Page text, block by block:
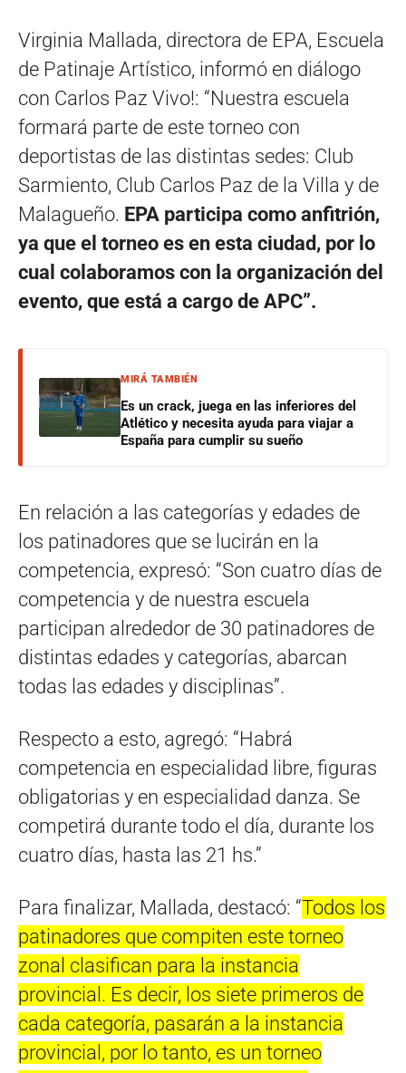
Virginia Mallada, directora de EPA, Escuela
de Patinaje Artístico, informó en diálogo
con Carlos Paz Vivo!: “Nuestra escuela
formará parte de este torneo con
deportistas de las distintas sedes: Club
Sarmiento, Club Carlos Paz de la Villa y de
Malagueño. EPA participa como anfitrión,
ya que el torneo es en esta ciudad, por lo
cual colaboramos con la organización del
evento, que está a cargo de APC”.
MIRÁ TAMBIÉN
Es un crack, juega en las inferiores del
Atlético y necesita ayuda para viajar a
España para cumplir su sueño
En relación a las categorías y edades de
los patinadores que se lucirán en la
competencia, expresó: “Son cuatro días de
competencia y de nuestra escuela
participan alrededor de 30 patinadores de
distintas edades y categorías, abarcan
todas las edades y disciplinas”.
Respecto a esto, agregó: “Habrá
competencia en especialidad libre, figuras
obligatorias y en especialidad danza. Se
competirá durante todo el día, durante los
cuatro días, hasta las 21 hs.”
Para finalizar, Mallada, destacó: “Todos los
patinadores que compiten este torneo
zonal clasifican para la instancia
provincial. Es decir, los siete primeros de
cada categoría, pasarán a la instancia
provincial, por lo tanto, es un torneo